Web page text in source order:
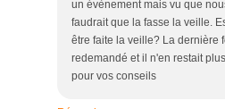
un évènement mais vu que
faudrait que la fasse la veille.
être faite la veille? La dernière
redemandé et il n'en restait
pour vos conseils